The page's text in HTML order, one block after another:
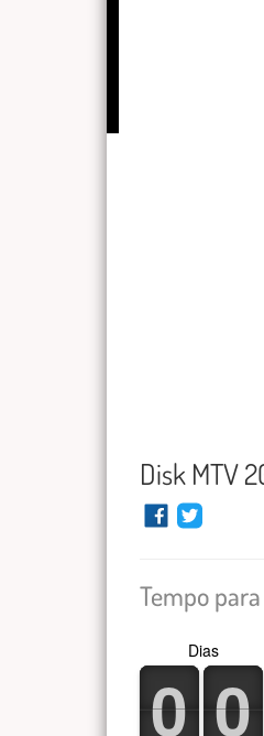
Disk MTV
Tempo
0
0
1
1 0
0
1
1
Dias